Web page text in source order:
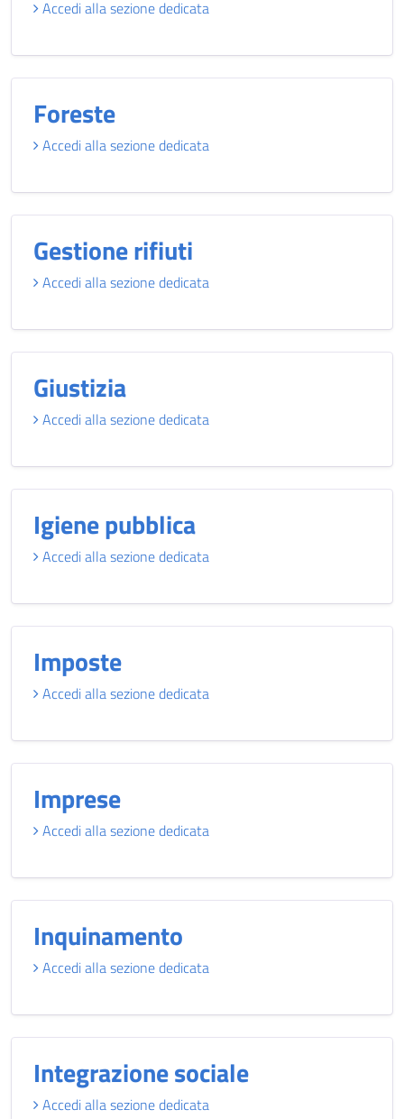
Accedi alla sezione dedicata
Foreste
Accedi alla sezione dedicata
Gestione rifiuti
Accedi alla sezione dedicata
Giustizia
Accedi alla sezione dedicata
Igiene pubblica
Accedi alla sezione dedicata
Imposte
Accedi alla sezione dedicata
Imprese
Accedi alla sezione dedicata
Inquinamento
Accedi alla sezione dedicata
Integrazione sociale
Accedi alla sezione dedicata